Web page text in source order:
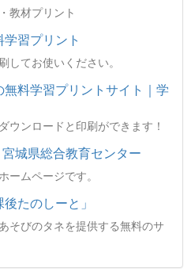
教材プリント
学習プリント
してお使いください。
料学習プリントサイト｜学
ウンロードと印刷ができます！
城県総合教育センター
ームページです。
たのしーと」
そびのタネを提供する無料のサ